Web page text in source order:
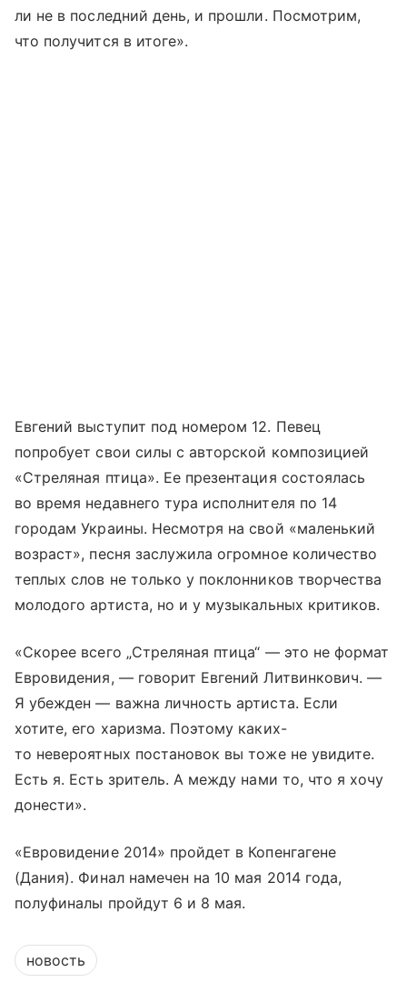
ли не в последний день, и прошли. Посмотрим,
что получится в итоге».
Евгений выступит под номером 12. Певец
попробует свои силы с авторской композицией
«Стреляная птица». Ее презентация состоялась
во время недавнего тура исполнителя по 14
городам Украины. Несмотря на свой «маленький
возраст», песня заслужила огромное количество
теплых слов не только у поклонников творчества
молодого артиста, но и у музыкальных критиков.
«Скорее всего „Стреляная птица“ — это не формат
Евровидения, — говорит Евгений Литвинкович. —
Я убежден — важна личность артиста. Если
хотите, его харизма. Поэтому каких-
то невероятных постановок вы тоже не увидите.
Есть я. Есть зритель. А между нами то, что я хочу
донести».
«Евровидение 2014» пройдет в Копенгагене
(Дания). Финал намечен на 10 мая 2014 года,
полуфиналы пройдут 6 и 8 мая.
новость